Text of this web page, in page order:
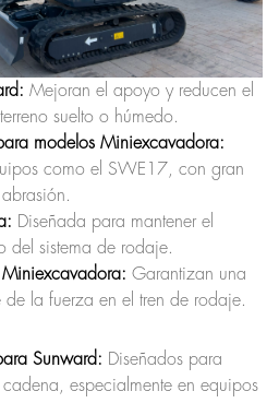
Mejoran el apoyo y reducen el
suelto o húmedo.
modelos Miniexcavadora:
como el SWE17, con gran
Diseñada para mantener el
del sistema de rodaje.
Garantizan una
de la fuerza en el tren de rodaje.
Sunward: Diseñados para
especialmente en equipos